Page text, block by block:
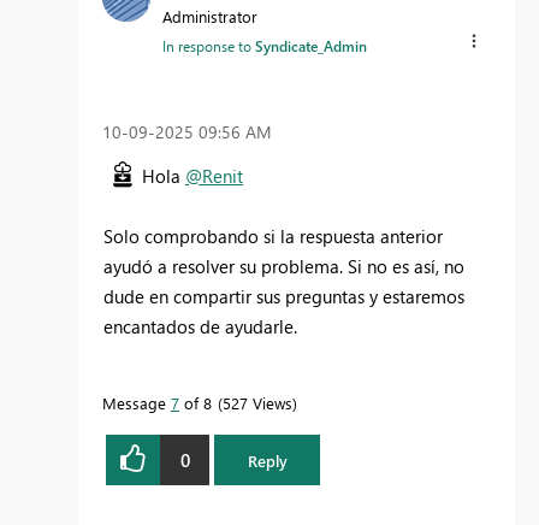
Administrator
In response toSyndicate_Admin
‎10-09-2025 09:56 AM
Hola @Renit
Solo comprobando si la respuesta anterior
ayudó a resolver su problema. Si no es así, no
dude en compartir sus preguntas y estaremos
encantados de ayudarle.
Message 7 of 8 527 Views
0 Reply